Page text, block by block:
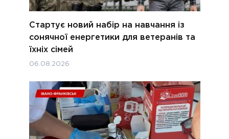
Стартує новий набір на навчання із
сонячної енергетики для ветеранів та
їхніх сімей
06.08.2026